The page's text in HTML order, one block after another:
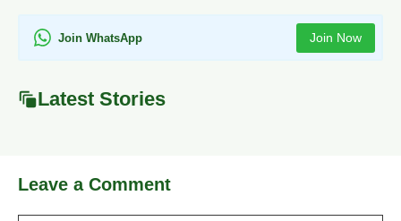
Join WhatsApp Join Now
Latest Stories
Leave a Comment